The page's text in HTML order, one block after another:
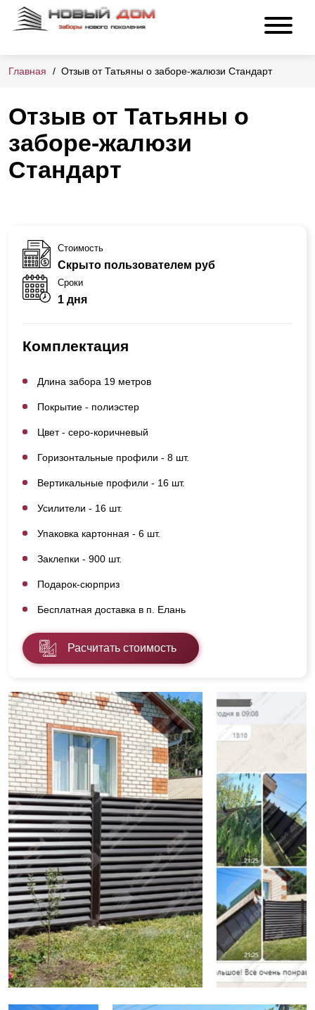
Главная Отзыв от Татьяны о заборе-жалюзи Стандарт
Отзыв от Татьяны о
заборе-жалюзи
Стандарт
Стоимость
Скрыто пользователем руб
Сроки
1 дня
Комплектация
Длина забора 19 метров
Покрытие - полиэстер
Цвет - серо-коричневый
Горизонтальные профили - 8 шт.
Вертикальные профили - 16 шт.
Усилители - 16 шт.
Упаковка картонная - 6 шт.
Заклепки - 900 шт.
Подарок-сюрприз
Бесплатная доставка в п. Елань
Расчитать стоимость